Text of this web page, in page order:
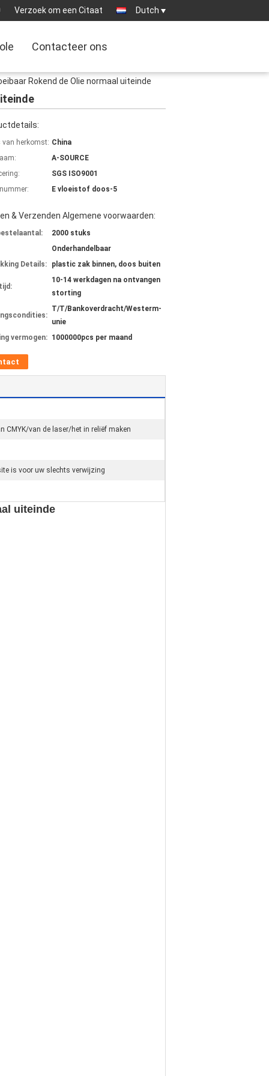
Verzoek om een Citaat Dutch
Contacteer ons
Rokend de Olie normaal uiteinde
van herkomst: China
A-SOURCE
SGS ISO9001
E vloeistof doos-5
& Verzenden Algemene voorwaarden:
2000 stuks
Onderhandelbaar
Details:
plastic zak binnen, doos buiten
10-14 werkdagen na ontvangen
storting
T/T/Bankoverdracht/Westerm-
unie
vermogen: 1000000pcs per maand
CMYK/van de laser/het in reliëf maken
is voor uw slechts verwijzing
uiteinde